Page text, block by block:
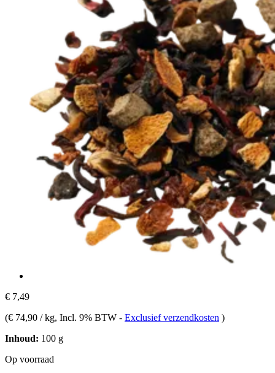
€ 7,49
(€ 74,90 / kg, Incl. 9% BTW - Exclusief verzendkosten )
Inhoud: 100 g
Op voorraad